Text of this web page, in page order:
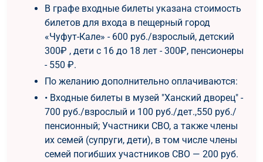
В графе входные билеты указана стоимость
билетов для входа в пещерный город
«Чуфут-Кале» - 600 руб./взрослый, детский
300₽ , дети с 16 до 18 лет - 300₽, пенсионеры
- 550 ₽.
По желанию дополнительно оплачиваются:
• Входные билеты в музей "Ханский дворец" -
700 руб./взрослый и 100 руб./дет.,550 руб./
пенсионный; Участники СВО, а также члены
их семей (супруги, дети), в том числе члены
семей погибших участников СВО — 200 руб.